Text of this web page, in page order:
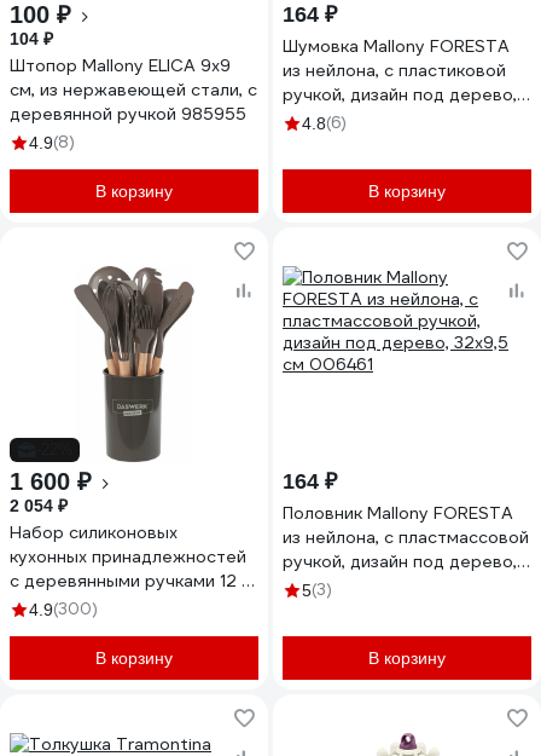
100 ₽
104 ₽
Штопор Mallony ELICA 9х9
см, из нержавеющей стали, с
деревянной ручкой 985955
4.9(8)
В корзину
164 ₽
Шумовка Mallony FORESTA
из нейлона, с пластиковой
ручкой, дизайн под дерево,
34x10,5 см 006462
4.8(6)
В корзину
1 600 ₽
2 054 ₽
Набор силиконовых
кухонных принадлежностей
с деревянными ручками 12 в
1 DASWERK серо-
4.9(300)
В корзину
164 ₽
Половник Mallony FORESTA
из нейлона, с пластмассовой
ручкой, дизайн под дерево,
32х9,5 см 006461
5(3)
В корзину